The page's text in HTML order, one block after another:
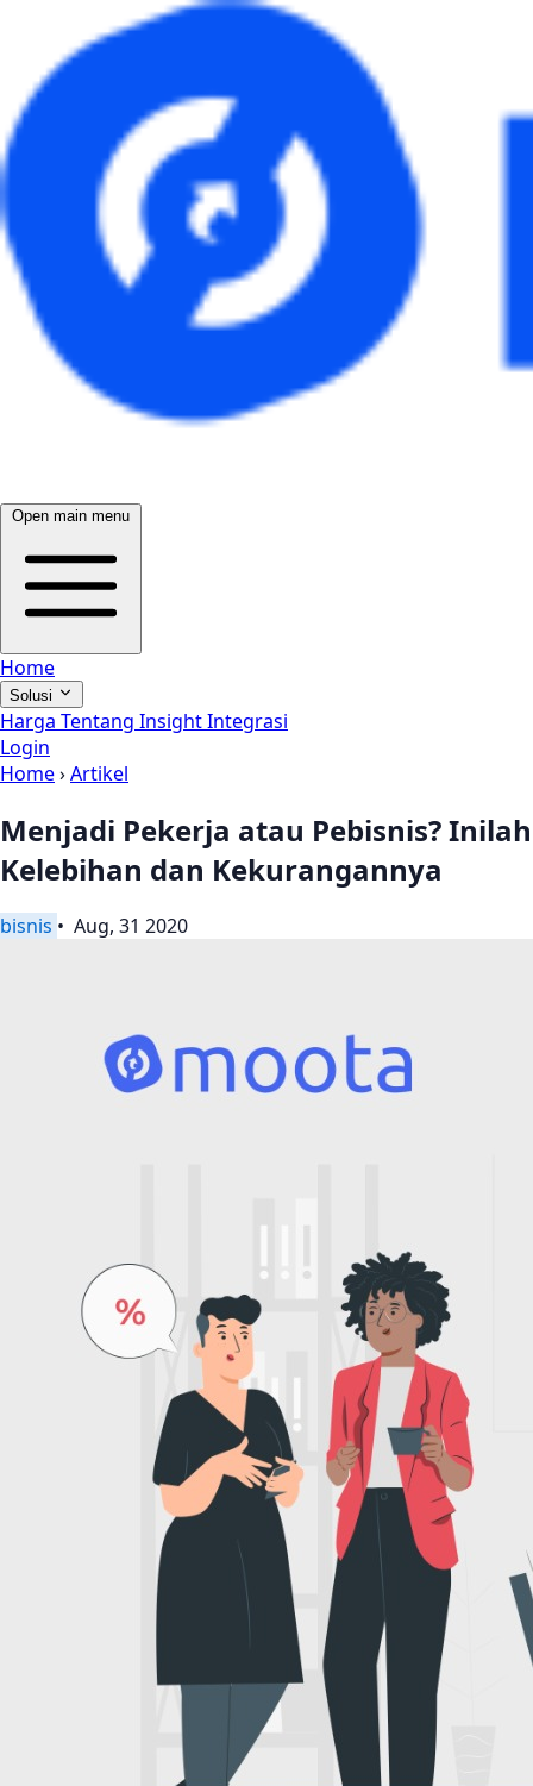
Open main menu
Home
Solusi
Harga Tentang InsightIntegrasi
Login
Home›Artikel
Menjadi Pekerja atau Pebisnis? Inilah
Kelebihan dan Kekurangannya
bisnis • Aug, 31 2020